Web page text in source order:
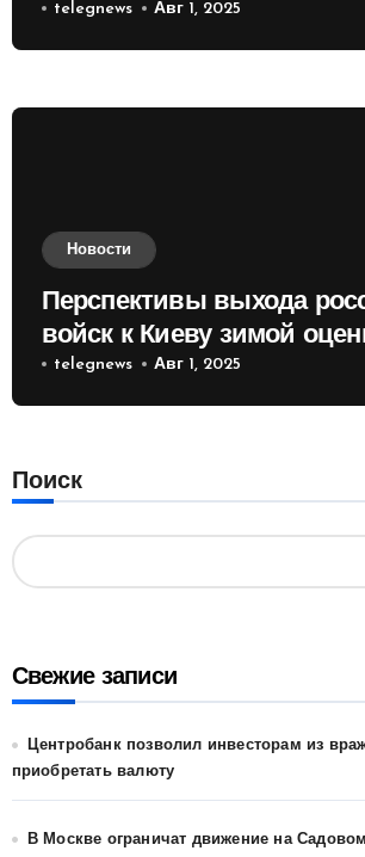
telegnews Авг 1, 2025
Новости
Перспективы выхода
войск к Киеву зимой
России
telegnews Авг 1, 2025
Поиск
Свежие записи
Центробанк позволил инвесторам из
приобретать валюту
В Москве ограничат движение на